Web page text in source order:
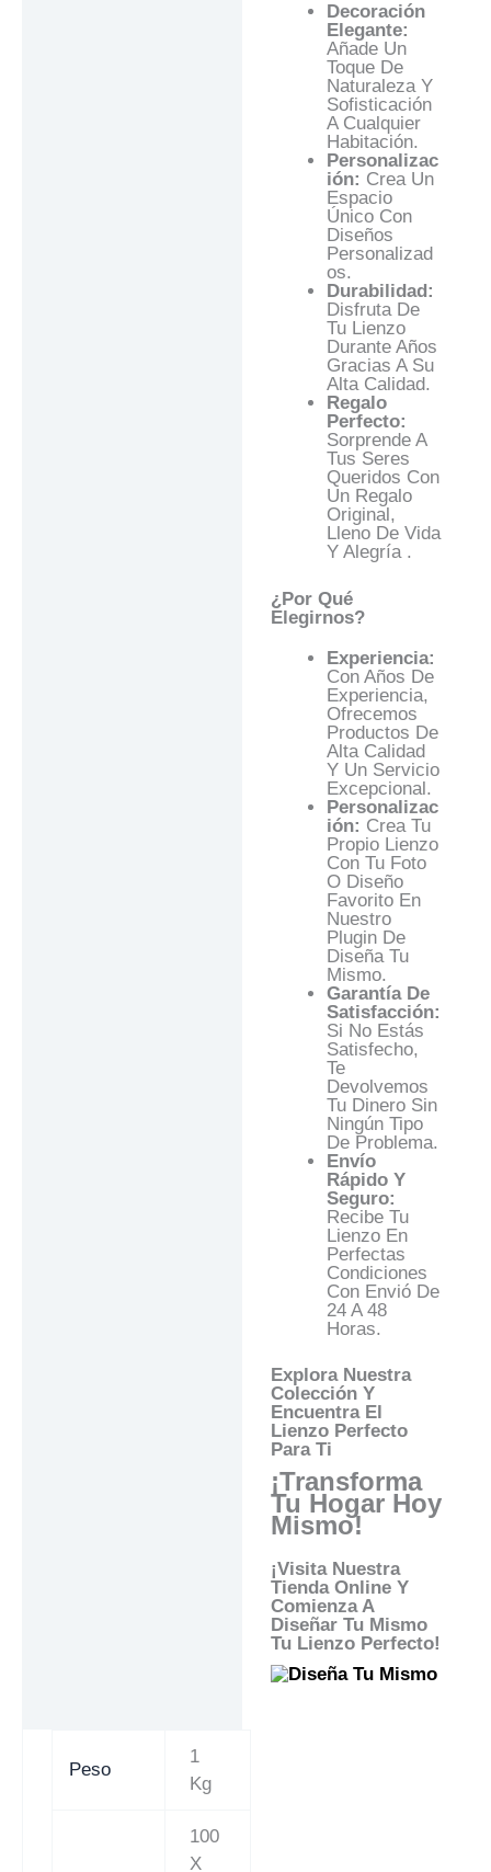
Decoración
Elegante:
Añade Un
Toque De
Naturaleza Y
Sofisticación
A Cualquier
Habitación.
Personalizac
Ión: Crea Un
Espacio
Único Con
Diseños
Personalizad
Os.
Durabilidad:
Disfruta De
Tu Lienzo
Durante Años
Gracias A Su
Alta Calidad.
Regalo
Perfecto:
Sorprende A
Tus Seres
Queridos Con
Un Regalo
Original,
Lleno De Vida
Y Alegría .
¿Por Qué
Elegirnos?
Experiencia:
Con Años De
Experiencia,
Ofrecemos
Productos De
Alta Calidad
Y Un Servicio
Excepcional.
Personalizac
Ión: Crea Tu
Propio Lienzo
Con Tu Foto
O Diseño
Favorito En
Nuestro
Plugin De
Diseña Tu
Mismo.
Garantía De
Satisfacción:
Si No Estás
Satisfecho,
Te
Devolvemos
Tu Dinero Sin
Ningún Tipo
De Problema.
Envío
Rápido Y
Seguro:
Recibe Tu
Lienzo En
Perfectas
Condiciones
Con Envió De
24 A 48
Horas.
Explora Nuestra
Colección Y
Encuentra El
Lienzo Perfecto
Para Ti
¡Transforma
Tu Hogar Hoy
Mismo!
¡Visita Nuestra
Tienda Online Y
Comienza A
Diseñar Tu Mismo
Tu Lienzo Perfecto!
Peso
1
Kg
100
X